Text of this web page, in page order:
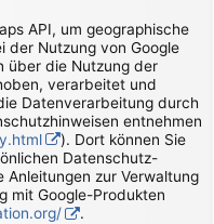
API, um geographische
der Nutzung von Google
über die Nutzung der
verarbeitet und
Datenverarbeitung durch
entnehmen
). Dort können Sie
Datenschutz-
Anleitungen zur Verwaltung
mit Google-Produkten
.